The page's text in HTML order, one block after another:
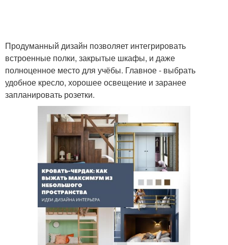
Продуманный дизайн позволяет интегрировать
встроенные полки, закрытые шкафы, и даже
полноценное место для учёбы. Главное - выбрать
удобное кресло, хорошее освещение и заранее
запланировать розетки.